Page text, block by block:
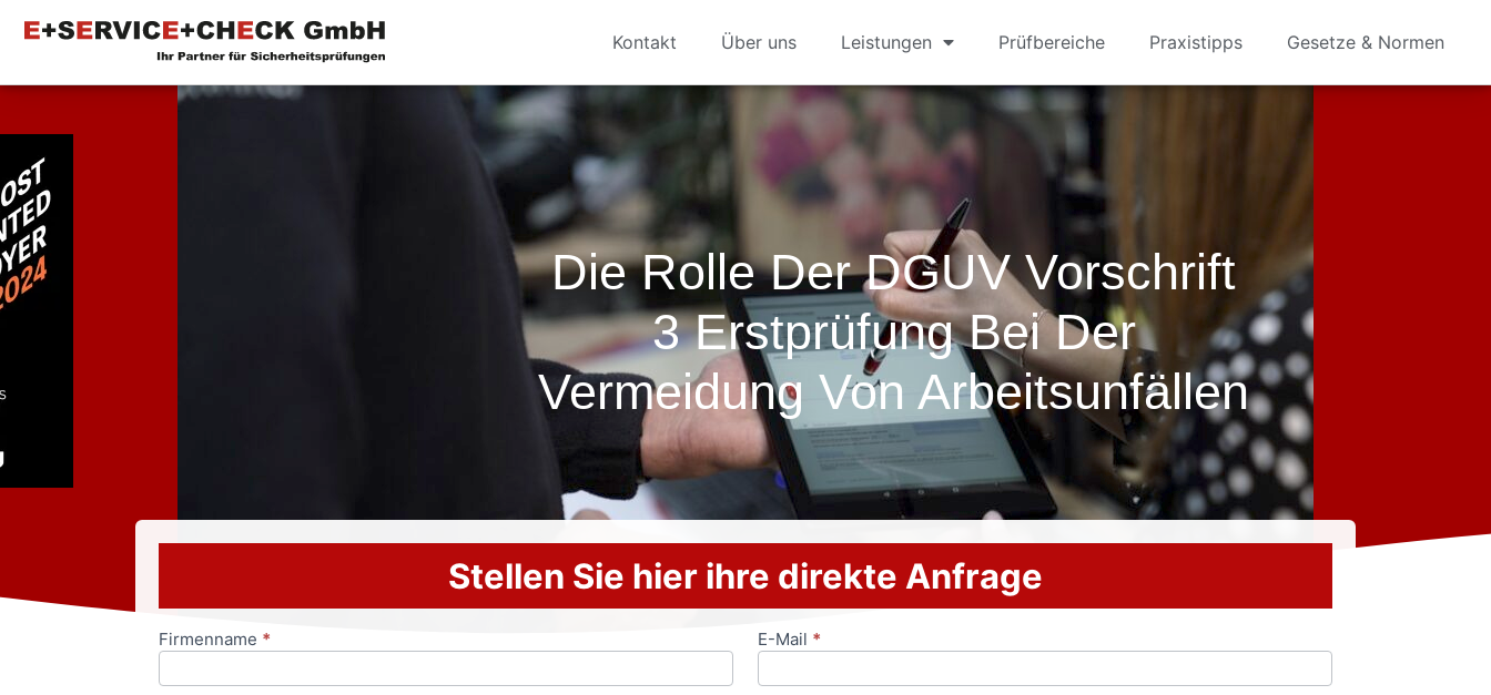
Kontakt Über uns Leistungen Prüfbereiche Praxistipps Gesetze & Normen
Die Rolle Der DGUV Vorschrift
3 Erstprüfung Bei Der
Vermeidung Von Arbeitsunfällen
Stellen Sie hier ihre direkte Anfrage
Anfrageformular
Firmenname * E-Mail *